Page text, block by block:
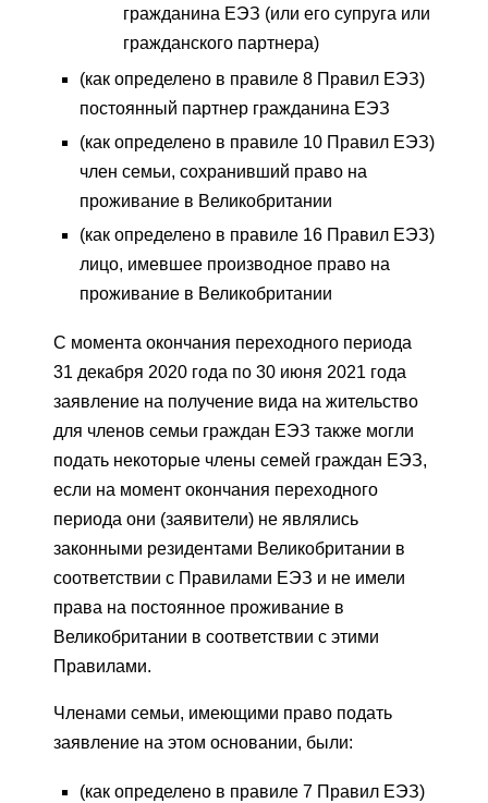
гражданина ЕЭЗ (или его супруга или
гражданского партнера)
(как определено в правиле 8 Правил ЕЭЗ)
постоянный партнер гражданина ЕЭЗ
(как определено в правиле 10 Правил ЕЭЗ)
член семьи, сохранивший право на
проживание в Великобритании
(как определено в правиле 16 Правил ЕЭЗ)
лицо, имевшее производное право на
проживание в Великобритании
С момента окончания переходного периода
31 декабря 2020 года по 30 июня 2021 года
заявление на получение вида на жительство
для членов семьи граждан ЕЭЗ также могли
подать некоторые члены семей граждан ЕЭЗ,
если на момент окончания переходного
периода они (заявители) не являлись
законными резидентами Великобритании в
соответствии с Правилами ЕЭЗ и не имели
права на постоянное проживание в
Великобритании в соответствии с этими
Правилами.
Членами семьи, имеющими право подать
заявление на этом основании, были:
(как определено в правиле 7 Правил ЕЭЗ)